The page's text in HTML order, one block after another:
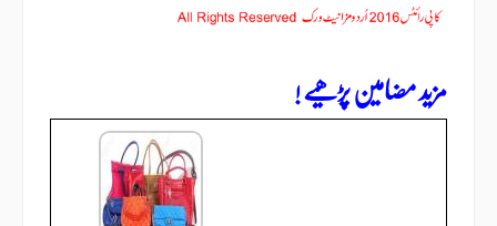
مزید مضامین پڑھیے !